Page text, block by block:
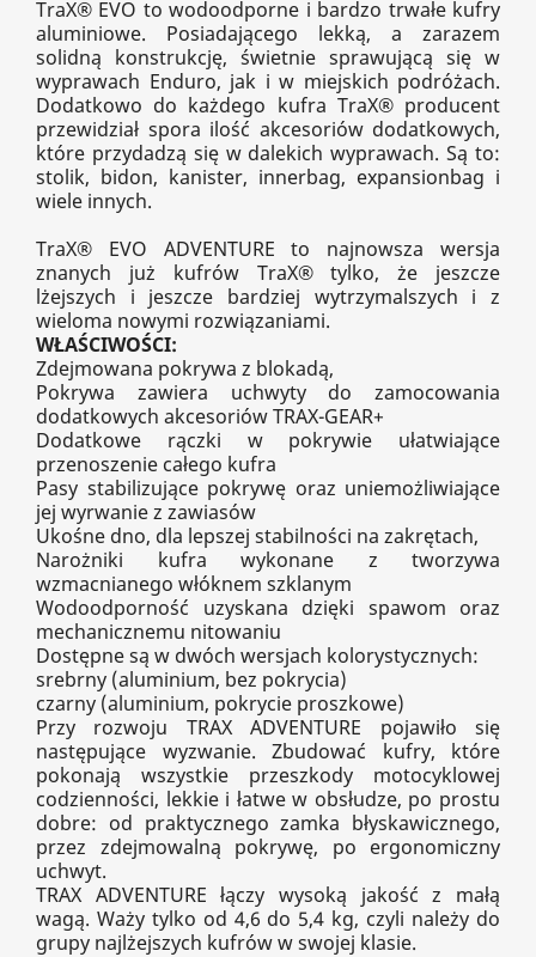
TraX® EVO to wodoodporne i bardzo trwałe kufry
aluminiowe. Posiadającego lekką, a zarazem
solidną konstrukcję, świetnie sprawującą się w
wyprawach Enduro, jak i w miejskich podróżach.
Dodatkowo do każdego kufra TraX® producent
przewidział spora ilość akcesoriów dodatkowych,
które przydadzą się w dalekich wyprawach. Są to:
stolik, bidon, kanister, innerbag, expansionbag i
wiele innych.
TraX® EVO ADVENTURE to najnowsza wersja
znanych już kufrów TraX® tylko, że jeszcze
lżejszych i jeszcze bardziej wytrzymalszych i z
wieloma nowymi rozwiązaniami.
WŁAŚCIWOŚCI:
Zdejmowana pokrywa z blokadą,
Pokrywa zawiera uchwyty do zamocowania
dodatkowych akcesoriów TRAX-GEAR+
Dodatkowe rączki w pokrywie ułatwiające
przenoszenie całego kufra
Pasy stabilizujące pokrywę oraz uniemożliwiające
jej wyrwanie z zawiasów
Ukośne dno, dla lepszej stabilności na zakrętach,
Narożniki kufra wykonane z tworzywa
wzmacnianego włóknem szklanym
Wodoodporność uzyskana dzięki spawom oraz
mechanicznemu nitowaniu
Dostępne są w dwóch wersjach kolorystycznych:
srebrny (aluminium, bez pokrycia)
czarny (aluminium, pokrycie proszkowe)
Przy rozwoju TRAX ADVENTURE pojawiło się
następujące wyzwanie. Zbudować kufry, które
pokonają wszystkie przeszkody motocyklowej
codzienności, lekkie i łatwe w obsłudze, po prostu
dobre: od praktycznego zamka błyskawicznego,
przez zdejmowalną pokrywę, po ergonomiczny
uchwyt.
TRAX ADVENTURE łączy wysoką jakość z małą
wagą. Waży tylko od 4,6 do 5,4 kg, czyli należy do
grupy najlżejszych kufrów w swojej klasie.